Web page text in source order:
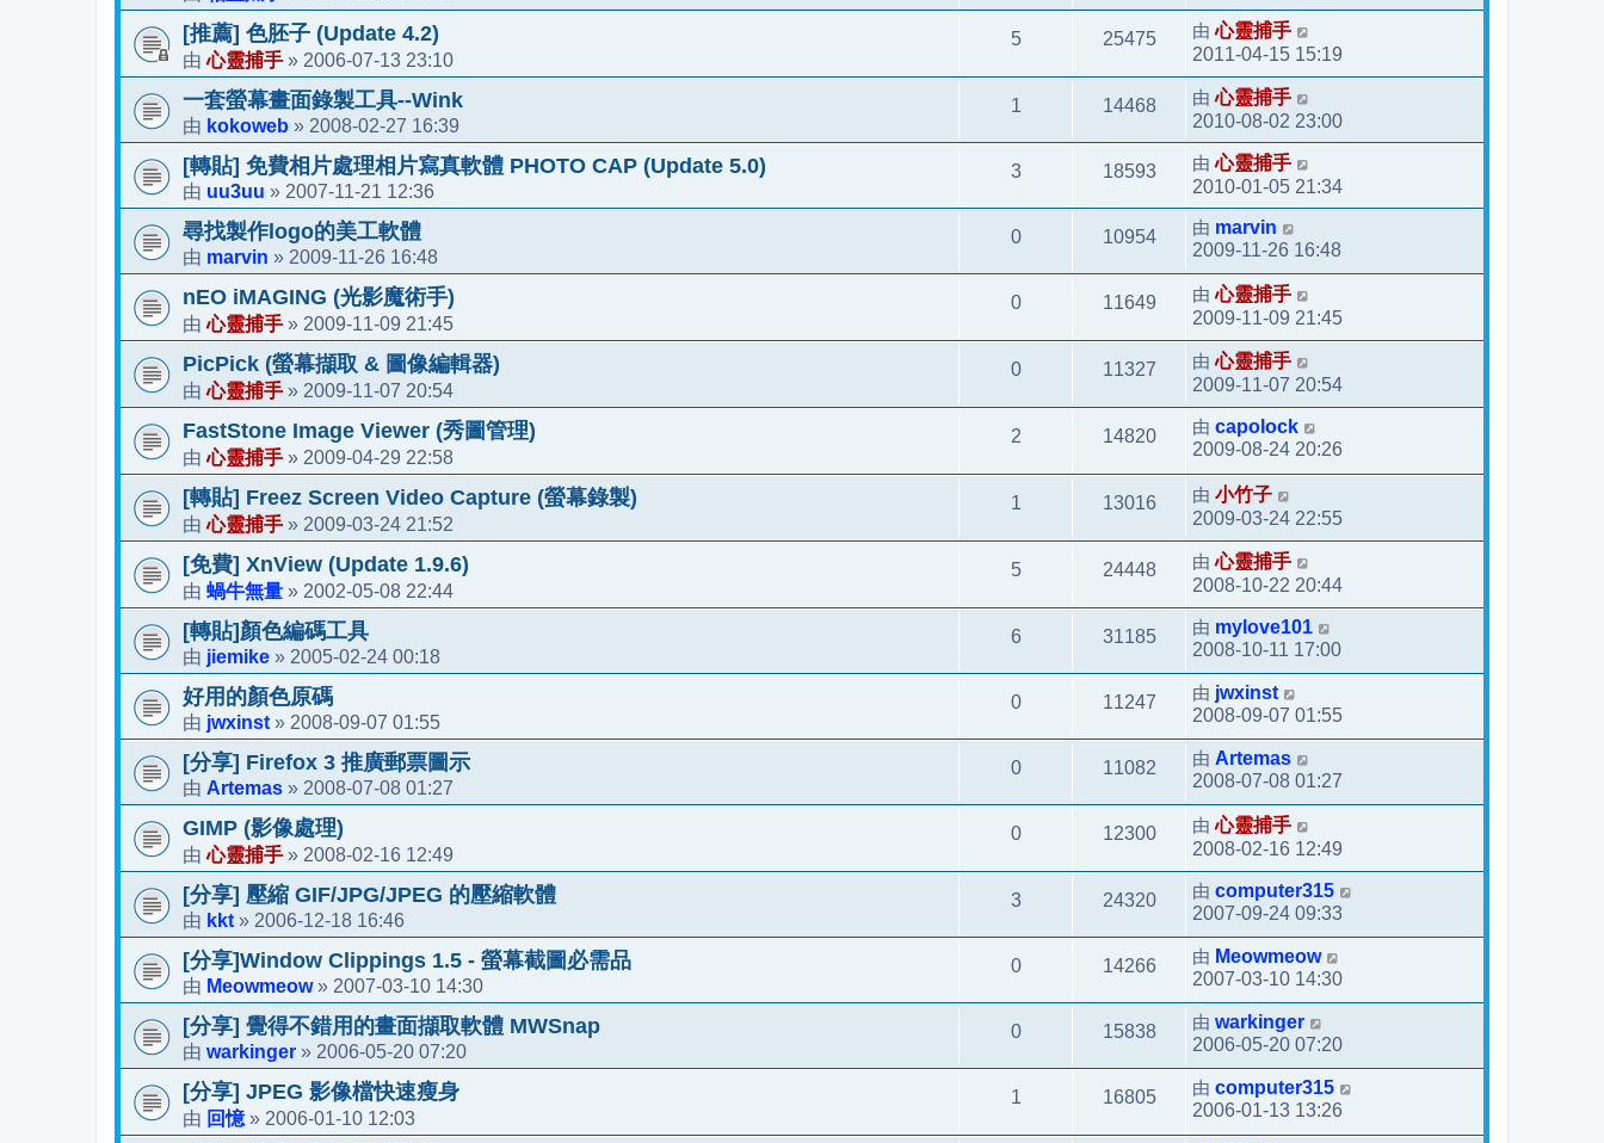
[推薦] 色胚子 (Update 4.2)
由心靈捕手 » 2006-07-13 23:10
5 25475 由心靈捕手
2011-04-15 15:19
一套螢幕畫面錄製工具--Wink
由 kokoweb » 2008-02-27 16:39
1 14468 由心靈捕手
2010-08-02 23:00
[轉貼] 免費相片處理相片寫真軟體 PHOTO CAP (Update 5.0)
由 uu3uu » 2007-11-21 12:36
3 18593 由心靈捕手
2010-01-05 21:34
尋找製作logo的美工軟體
由 marvin » 2009-11-26 16:48
0 10954 由 marvin
2009-11-26 16:48
nEO iMAGING (光影魔術手)
由心靈捕手 » 2009-11-09 21:45
0 11649 由心靈捕手
2009-11-09 21:45
PicPick (螢幕擷取 & 圖像編輯器)
由心靈捕手 » 2009-11-07 20:54
0 11327 由心靈捕手
2009-11-07 20:54
FastStone Image Viewer (秀圖管理)
由心靈捕手 » 2009-04-29 22:58
2 14820 由 capolock
2009-08-24 20:26
[轉貼] Freez Screen Video Capture (螢幕錄製)
由心靈捕手 » 2009-03-24 21:52
1 13016 由 小竹子
2009-03-24 22:55
[免費] XnView (Update 1.9.6)
由 蝸牛無量 » 2002-05-08 22:44
5 24448 由心靈捕手
2008-10-22 20:44
[轉貼]顏色編碼工具
由 jiemike » 2005-02-24 00:18
6 31185 由 mylove101
2008-10-11 17:00
好用的顏色原碼
由 jwxinst » 2008-09-07 01:55
0 11247 由 jwxinst
2008-09-07 01:55
[分享] Firefox 3 推廣郵票圖示
由 Artemas » 2008-07-08 01:27
0 11082 由 Artemas
2008-07-08 01:27
GIMP (影像處理)
由心靈捕手 » 2008-02-16 12:49
0 12300 由心靈捕手
2008-02-16 12:49
[分享] 壓縮 GIF/JPG/JPEG 的壓縮軟體
由 kkt » 2006-12-18 16:46
3 24320 由 computer315
2007-09-24 09:33
[分享]Window Clippings 1.5 - 螢幕截圖必需品
由 Meowmeow» 2007-03-10 14:30
0 14266 由 Meowmeow
2007-03-10 14:30
[分享] 覺得不錯用的畫面擷取軟體 MWSnap
由 warkinger » 2006-05-20 07:20
0 15838 由 warkinger
2006-05-20 07:20
[分享] JPEG 影像檔快速瘦身
由 回憶» 2006-01-10 12:03
1 16805 由 computer315
2006-01-13 13:26